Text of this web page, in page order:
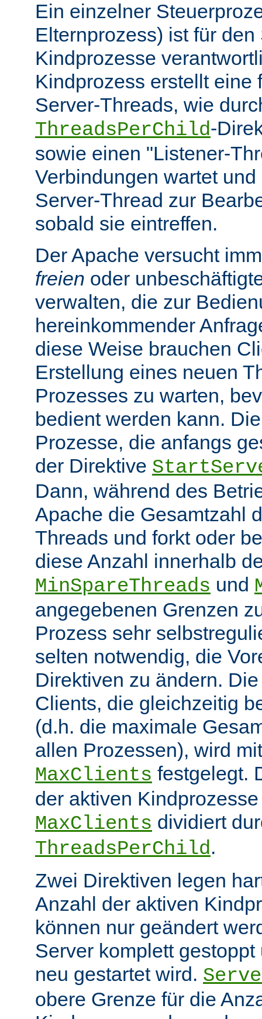
Ein einzelner
Elternprozess) ist für den
Kindprozesse
Kindprozess erstellt eine
Server-Threads, wie
ThreadsPerChild-
sowie einen "Listener-
Verbindungen wartet
Server-Thread zur
sobald sie eintreffen.
Der Apache versucht
freien oder
verwalten, die zur
hereinkommender
diese Weise brauchen
Erstellung eines neuen
Prozesses zu warten,
bedient werden kann.
Prozesse, die anfangs
der Direktive
Dann, während des
Apache die Gesamtzahl
Threads und forkt oder
diese Anzahl innerhalb
MinSpareThreads und
angegebenen Grenzen
Prozess sehr
selten notwendig, die
Direktiven zu ändern.
Clients, die gleichzeitig
(d.h. die maximale
allen Prozessen), wird
MaxClients festgelegt.
der aktiven
MaxClients dividiert
ThreadsPerChild.
Zwei Direktiven legen
Anzahl der aktiven
können nur geändert
Server komplett
neu gestartet wird.
obere Grenze für die